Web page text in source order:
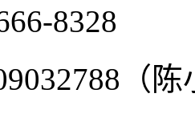
8328
（陈